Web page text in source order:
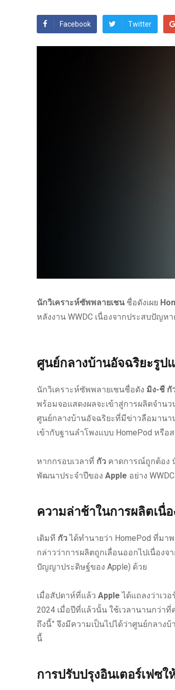
Facebook Twitter
นักวิเคราะห์ซัพพลายเชนชื่อดังเผย
หลังงาน WWDC เนื่องจากประสบปัญ
ศูนย์กลางบ้านอัจฉริยะรู
นักวิเคราะห์ซัพพลายเชนชื่อดัง มิง-ชี กั
พร้อมจอแสดงผลจะเข้าสู่การผลิตจำน
ศูนย์กลางบ้านอัจฉริยะที่มีข่าวลือมานา
เข้ากับฐานลำโพงแบบ HomePod หรือ
หากกรอบเวลาที่ กัว คาดการณ์ถูกต้อง
พัฒนาประจำปีของ Apple อย่าง
ความล่าช้าในการผลิตเ
เดิมที กัวได้ทำนายว่า HomePod ที่มา
กล่าวว่าการผลิตถูกเลื่อนออกไปเนื่อง
ปัญญาประดิษฐ์ของ Apple) ด้วย
เมื่อสัปดาห์ที่แล้ว Apple ได้แถลงว่าเว
2024 เมื่อปีที่แล้วนั้น ใช้เวลานานกว่า
ถึงนี้” จึงมีความเป็นไปได้ว่าศูนย์กลาง
นี้
การปรับปรุงอินเตอร์เฟซ